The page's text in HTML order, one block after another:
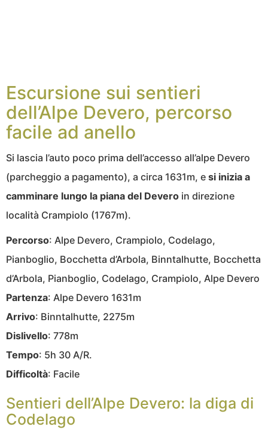
Escursione sui sentieri
dell’Alpe Devero, percorso
facile ad anello
Si lascia l’auto poco prima dell’accesso all’alpe Devero
(parcheggio a pagamento), a circa 1631m, e si inizia a
camminare lungo la piana del Devero in direzione
località Crampiolo (1767m).
Percorso: Alpe Devero, Crampiolo, Codelago,
Pianboglio, Bocchetta d’Arbola, Binntalhutte, Bocchetta
d’Arbola, Pianboglio, Codelago, Crampiolo, Alpe Devero
Partenza: Alpe Devero 1631m
Arrivo: Binntalhutte, 2275m
Dislivello: 778m
Tempo: 5h 30 A/R.
Difficoltà: Facile
Sentieri dell’Alpe Devero: la diga di
Codelago